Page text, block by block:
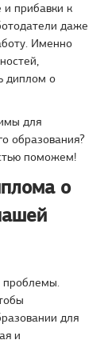
прибавки к
даже
Именно
диплом о
для
образования?
поможем!
о
проблемы.
для
и